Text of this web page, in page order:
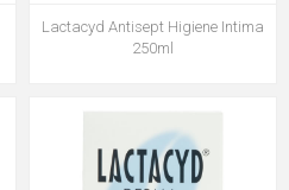
Lactacyd Antisept Higiene Intima
250ml